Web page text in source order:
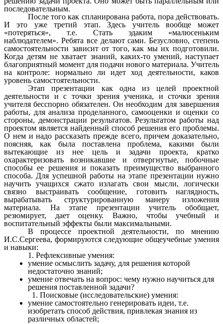
последовательным.
После того как спланирована работа, пора действовать.
И это уже третий этап. Здесь учитель вообще может
«потеряться», т.е. Стать эдаким «малюсеньким
наблюдателем». Ребята все делают сами. Безусловно, степень
самостоятельности зависит от того, как мы их подготовили.
Когда детям не хватает знаний, каких-то умений, наступает
благоприятный момент для подачи нового материала. Учитель
на контроле: нормально ли идет ход деятельности, каков
уровень самостоятельности.
Этап презентации как одна из целей проектной
деятельности и с точки зрения ученика, и сточки зрения
учителя бесспорно обязателен. Он необходим для завершения
работы, для анализа проделанного, самооценки и оценки со
стороны, демонстрации результатов. Результатом работы над
проектом является найденный способ решения его проблемы.
О нем и надо рассказать прежде всего, причем доказательно,
поясняя, как была поставлена проблема, какими были
вытекающие из нее цель и задачи проекта, кратко
охарактеризовать возникавшие и отвергнутые, побочные
способы ее решения и показать преимущество выбранного
способа. Для успешной работы на этапе презентации нужно
научить учащихся сжато излагать свои мысли, логически
связно выстраивать сообщение, готовить наглядность,
вырабатывать структурированную манеру изложения
материала. На этапе презентации учитель обобщает,
резюмирует, дает оценку. Важно, чтобы учебный и
воспитательный эффекты были максимальными.
В процессе проектной деятельности, по мнению
И.С.Сергеева, формируются следующие общеучебные умения
и навыки:
1. Рефлексивные умения:
умение осмыслить задачу, для решения которой
недостаточно знаний;
умение отвечать на вопрос: чему нужно научиться для
решения поставленной задачи?
Поисковые (исследовательские) умения:
умение самостоятельно генерировать идеи, т.е.
изобретать способ действия, привлекая знания из
различных областей;